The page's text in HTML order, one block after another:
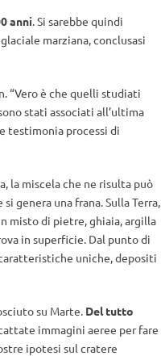
anni. Si sarebbe quindi
marziana, conclusasi
“Vero è che quelli studiati
stati associati all’ultima
testimonia processi di
la miscela che ne risulta può
genera una frana. Sulla Terra,
misto di pietre, ghiaia, argilla
in superficie. Dal punto di
uniche, depositi
su Marte. Del tutto
immagini aeree per fare
ipotesi sul cratere